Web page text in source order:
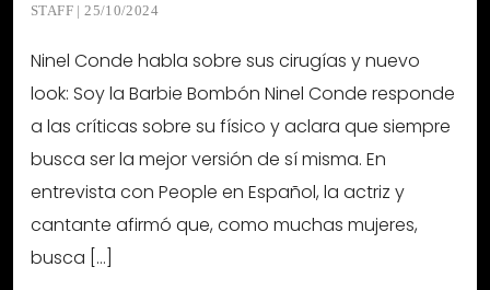
STAFF | 25/10/2024
Ninel Conde habla sobre sus cirugías y nuevo
look: Soy la Barbie Bombón Ninel Conde responde
a las críticas sobre su físico y aclara que siempre
busca ser la mejor versión de sí misma. En
entrevista con People en Español, la actriz y
cantante afirmó que, como muchas mujeres,
busca […]